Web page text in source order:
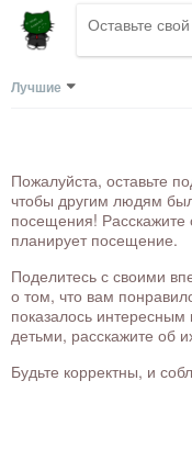
Лучшие
Пожалуйста, оставьте
чтобы другим людям
посещения! Расскажите
планирует посещение.
Поделитесь с своими
о том, что вам
показалось
детьми, расскажите об
Будьте корректны, и